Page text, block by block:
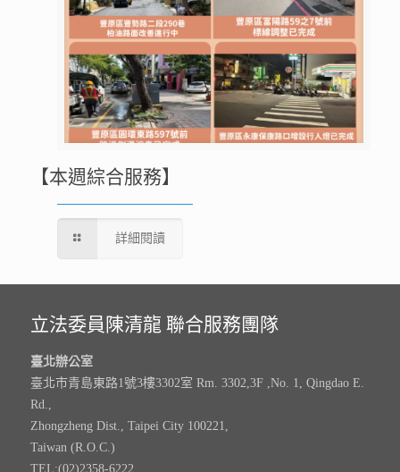
【本週綜合服務】
詳細閱讀
立法委員陳清龍 聯合服務團隊
臺北辦公室
臺北市青島東路1號3樓3302室 Rm. 3302,3F ,No. 1, Qingdao E.
Rd.,
Zhongzheng Dist., Taipei City 100221,
Taiwan (R.O.C.)
TEL:(02)2358-6222